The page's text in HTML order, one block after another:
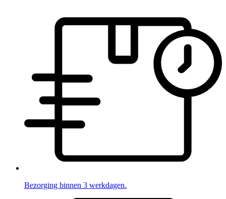
Bezorging binnen 3 werkdagen.